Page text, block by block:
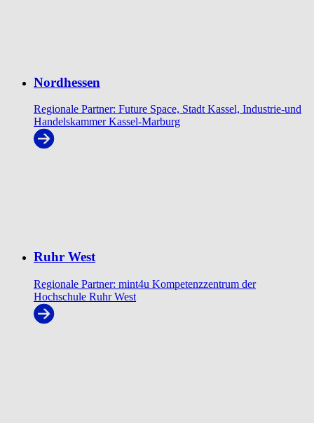
Nordhessen
Regionale Partner: Future Space, Stadt Kassel, Industrie-und
Handelskammer Kassel-Marburg
Ruhr West
Regionale Partner: mint4u Kompetenzzentrum der
Hochschule Ruhr West